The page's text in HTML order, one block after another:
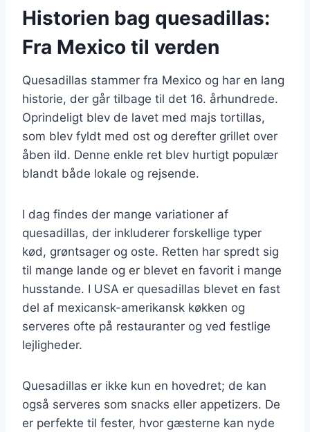
Historien bag quesadillas:
Fra Mexico til verden
Quesadillas stammer fra Mexico og har en lang
historie, der går tilbage til det 16. århundrede.
Oprindeligt blev de lavet med majs tortillas,
som blev fyldt med ost og derefter grillet over
åben ild. Denne enkle ret blev hurtigt populær
blandt både lokale og rejsende.
I dag findes der mange variationer af
quesadillas, der inkluderer forskellige typer
kød, grøntsager og oste. Retten har spredt sig
til mange lande og er blevet en favorit i mange
husstande. I USA er quesadillas blevet en fast
del af mexicansk-amerikansk køkken og
serveres ofte på restauranter og ved festlige
lejligheder.
Quesadillas er ikke kun en hovedret; de kan
også serveres som snacks eller appetizers. De
er perfekte til fester, hvor gæsterne kan nyde